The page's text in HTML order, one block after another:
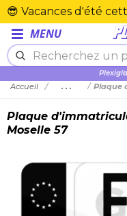
MENU
Accueil ... Plaque
Plaque
Moselle 57